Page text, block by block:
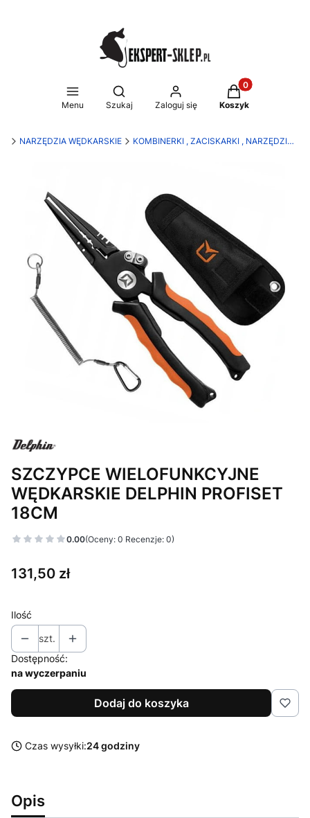
Menu
Otwórz wyszukiwarkę
Szukaj Zaloguj się
Produkty w
Koszyk
NARZĘDZIA WĘDKARSKIE KOMBINERKI , ZACISKARKI , NARZĘDZIA WIELOFUNKCYJNE
SZCZYPCE WIELOFUNKCYJNE
WĘDKARSKIE DELPHIN PROFISET
18CM
0.00(Oceny: 0 Recenzje: 0)
Cena
131,50 zł
Ilość
szt.
Dostępność:
na wyczerpaniu
Dodaj do koszyka
Czas wysyłki:24 godziny
Opis